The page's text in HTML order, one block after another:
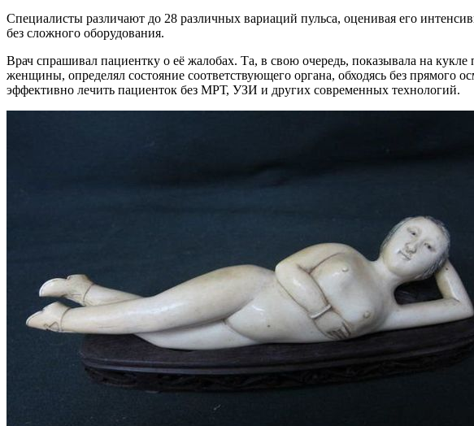
Специалисты различают до 28 различных вариаций пульса, оценивая его
без сложного оборудования.
Врач спрашивал пациентку о её жалобах. Та, в свою очередь, показывала на
женщины, определял состояние соответствующего органа, обходясь без прямого
эффективно лечить пациенток без МРТ, УЗИ и других современных технологий.